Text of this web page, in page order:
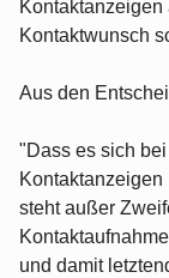
Kontaktwunsch
Aus den
"Dass es sich
steht außer
und damit